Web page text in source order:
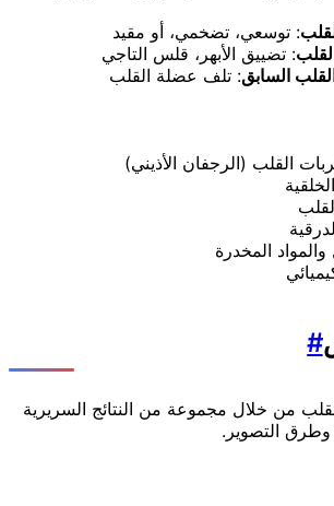
: توسعي، تضخمي، أو مقيد
: تضييق الأبهر، قلس التاجي
السابق: تلف عضلة القلب
القلب (الرجفان الأذيني)
المخدرة
#
من خلال مجموعة من النتائج السريرية
وطرق التصوير.